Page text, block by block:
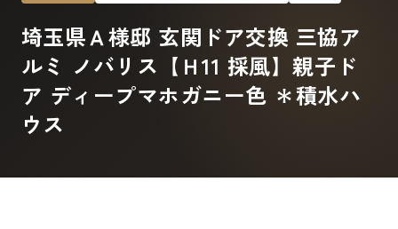
埼玉県Ａ様邸 玄関ドア交換 三協ア
ルミ ノバリス【Ｈ11 採風】親子ド
ア ディープマホガニー色 ＊積水ハ
ウス